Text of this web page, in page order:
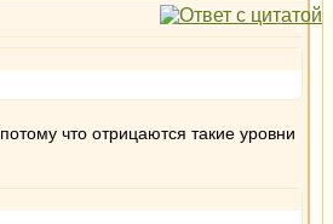
что отрицаются такие уровни